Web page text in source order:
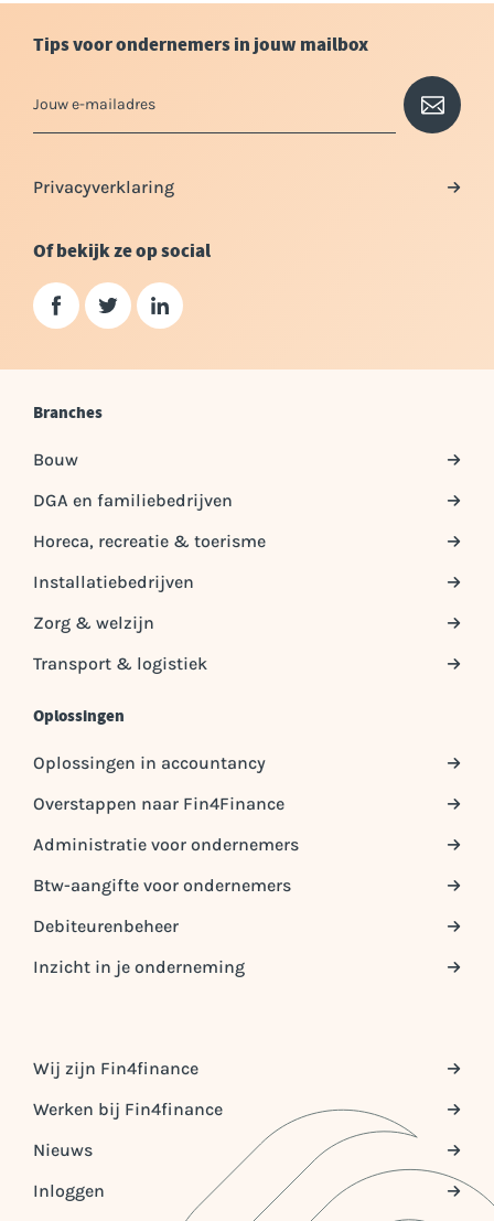
Tips voor ondernemers in jouw mailbox
Privacyverklaring
Of bekijk ze op social
Branches
Bouw
DGA en familiebedrijven
Horeca, recreatie & toerisme
Installatiebedrijven
Zorg & welzijn
Transport & logistiek
Oplossingen
Oplossingen in accountancy
Overstappen naar Fin4Finance
Administratie voor ondernemers
Btw-aangifte voor ondernemers
Debiteurenbeheer
Inzicht in je onderneming
Wij zijn Fin4finance
Werken bij Fin4finance
Nieuws
Inloggen